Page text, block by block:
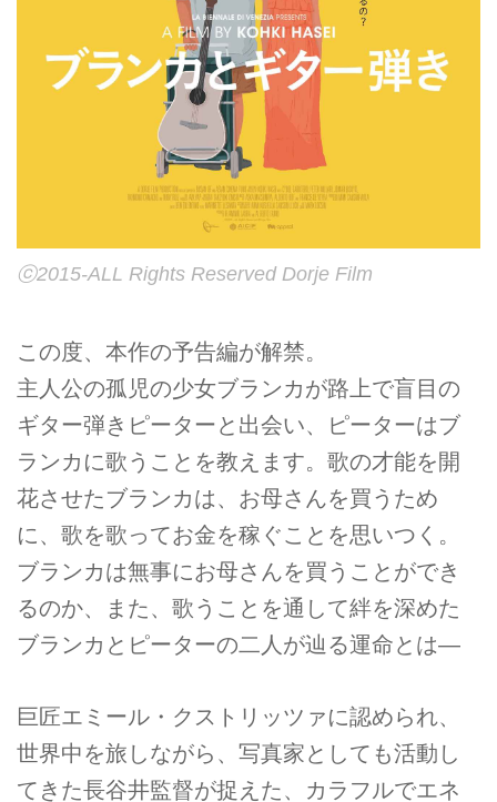
ⓒ2015-ALL Rights Reserved Dorje Film
この度、本作の予告編が解禁。
主人公の孤児の少女ブランカが路上で盲目の
ギター弾きピーターと出会い、ピーターはブ
ランカに歌うことを教えます。歌の才能を開
花させたブランカは、お母さんを買うため
に、歌を歌ってお金を稼ぐことを思いつく。
ブランカは無事にお母さんを買うことができ
るのか、また、歌うことを通して絆を深めた
ブランカとピーターの二人が辿る運命とは―
巨匠エミール・クストリッツァに認められ、
世界中を旅しながら、写真家としても活動し
てきた長谷井監督が捉えた、カラフルでエネ